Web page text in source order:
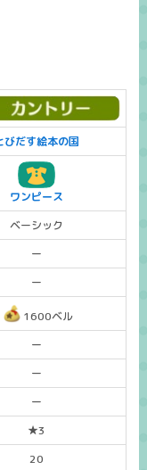
びだす絵本の国
ワンピース
ベーシック
ー
ー
1600ベル
ー
ー
ー
★3
20